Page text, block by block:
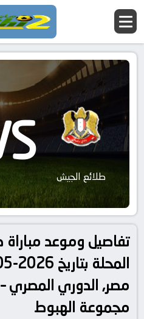
طلائع الجيش
تفاصيل وموعد
مصر, الدوري المصري –
مجموعة الهبوط